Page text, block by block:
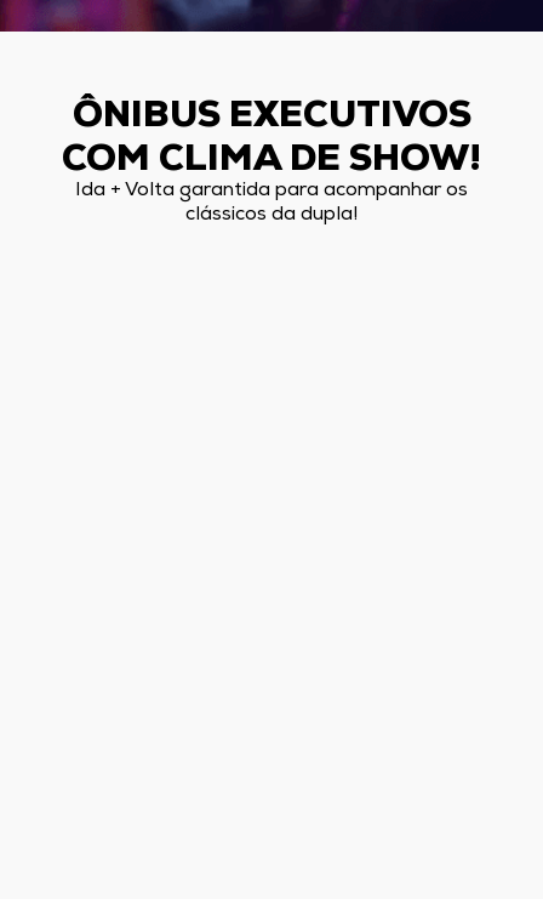
ÔNIBUS EXECUTIVOS
COM CLIMA DE SHOW!
Ida + Volta garantida para acompanhar os
clássicos da dupla!